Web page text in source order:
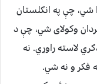
شي، چې په انګلستان
وکولای شي، چې د
لاسته راوړي. نه
فکر و نه شي.